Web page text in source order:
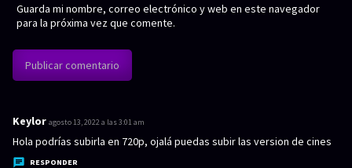
Guarda mi nombre, correo electrónico y web en este navegador
para la próxima vez que comente.
Keylord
i
c
agosto 13, 2022 a las 3:01 am
Hola podrías subirla en 720p, ojalá puedas subir las version de cines
RESPONDER